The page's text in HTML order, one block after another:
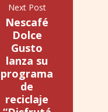
Next Post
Nescafé
Dolce
Gusto
lanza su
programa
de
reciclaje